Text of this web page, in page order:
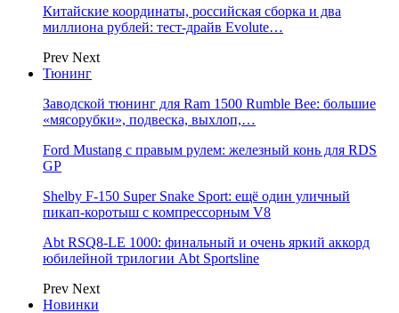
Китайские координаты, российская сборка и два
миллиона рублей: тест-драйв Evolute…
Prev Next
Тюнинг
Заводской тюнинг для Ram 1500 Rumble Bee: большие
«мясорубки», подвеска, выхлоп,…
Ford Mustang с правым рулем: железный конь для RDS
GP
Shelby F-150 Super Snake Sport: ещё один уличный
пикап-коротыш с компрессорным V8
Abt RSQ8-LE 1000: финальный и очень яркий аккорд
юбилейной трилогии Abt Sportsline
Prev Next
Новинки